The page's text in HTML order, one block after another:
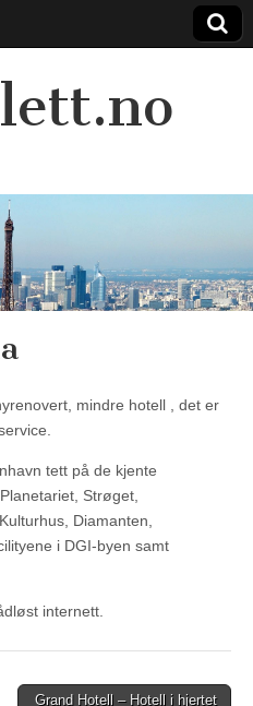
mindre hotell , det er
tett på de kjente
Strøget,
Diamanten,
i DGI-byen samt
internett.
Grand Hotell – Hotell i hjertet